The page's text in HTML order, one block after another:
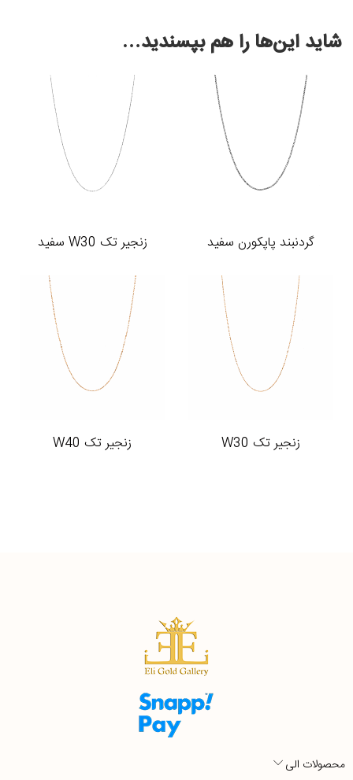
شاید این‌ها را هم بپسندید…
گردنبند پاپکورن سفید زنجیر تک W30 سفید
زنجیر تک W30 زنجیر تک W40
محصولات الی